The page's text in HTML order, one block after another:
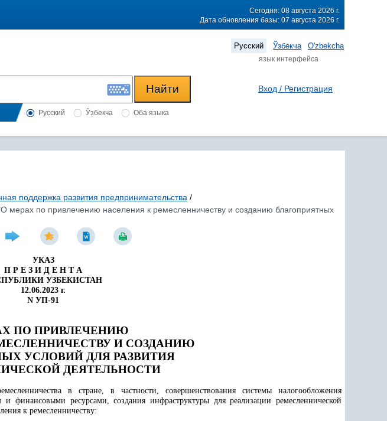
Сегодня: 08 августа 2026 г.
Дата обновления базы: 07 августа 2026 г.
Русский Ўзбекча O'zbekcha
язык интерфейса
Русский Ўзбекча Оба языка
Вход / Регистрация
поддержка развития предпринимательства /
мерах по привлечению населения к ремесленничеству и созданию благоприятных
УКАЗ
П Р Е З И Д Е Н Т А
УЗБЕКИСТАН
12.06.2023 г.
N УП-91
ПО ПРИВЛЕЧЕНИЮ
И СОЗДАНИЮ
УСЛОВИЙ ДЛЯ РАЗВИТИЯ
ДЕЯТЕЛЬНОСТИ
в стране, в частности, совершенствования системы налогообложения
финансовыми ресурсами, создания инфраструктуры для реализации ремесленнической
к ремесленничеству: